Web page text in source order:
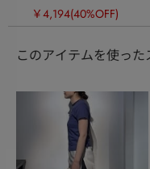
￥4,194(40%OFF)
このアイテムを使っ